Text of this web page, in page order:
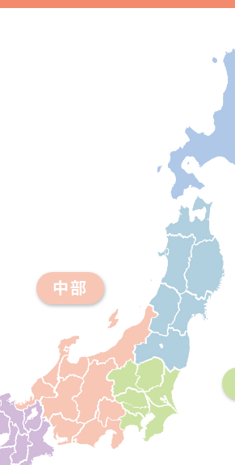
中部